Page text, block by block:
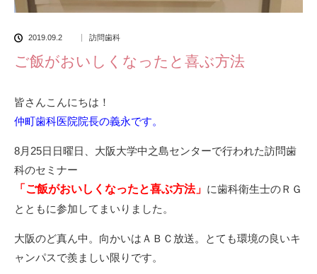
2019.09.2 訪問歯科
ご飯がおいしくなったと喜ぶ方法
皆さんこんにちは！
仲町歯科医院院長の義永です。
8月25日日曜日、大阪大学中之島センターで行われた訪問歯
科のセミナー
「ご飯がおいしくなったと喜ぶ方法」 に歯科衛生士のＲＧ
とともに参加してまいりました。
大阪のど真ん中。向かいはＡＢＣ放送。とても環境の良いキ
ャンパスで羨ましい限りです。